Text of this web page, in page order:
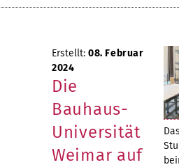
Erstellt: 08. Februar
2024
Die
Bauhaus-
Universität
Weimar auf